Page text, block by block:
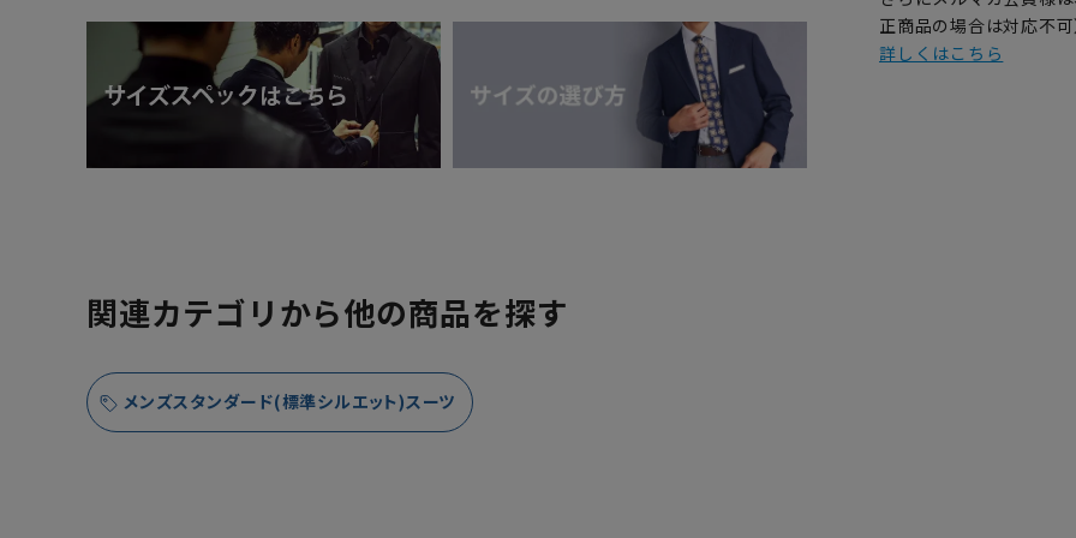
正商品の場合は対応不
詳しくはこちら
関連カテゴリから他の商品を探す
メンズスタンダード(標準シルエット)スーツ